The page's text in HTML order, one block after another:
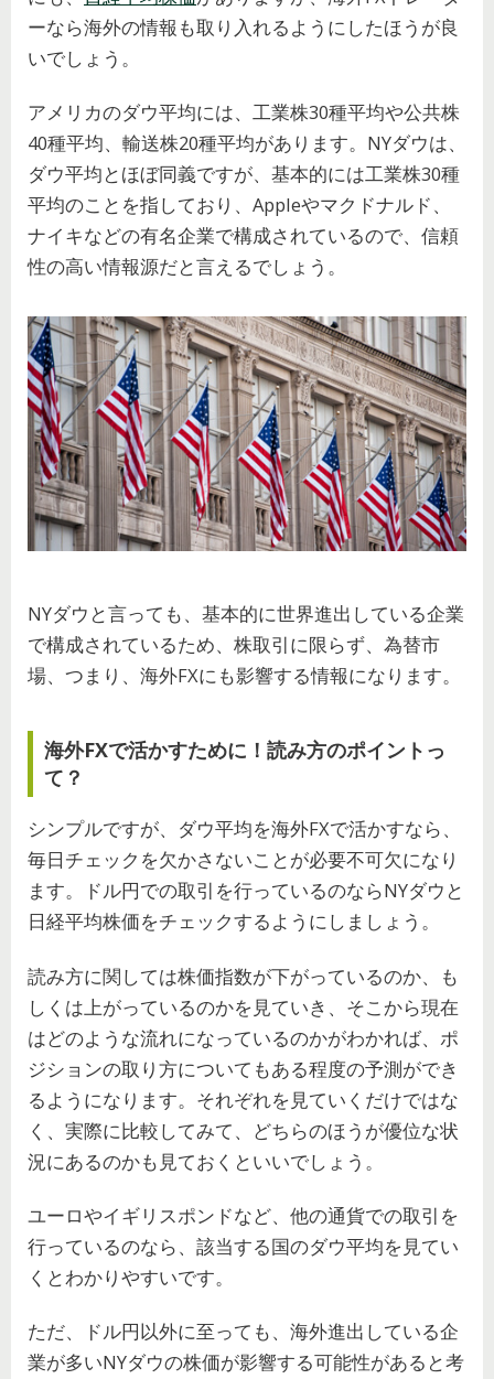
ーなら海外の情報も取り入れるようにしたほうが良
いでしょう。
アメリカのダウ平均には、工業株30種平均や公共株
40種平均、輸送株20種平均があります。NYダウは、
ダウ平均とほぼ同義ですが、基本的には工業株30種
平均のことを指しており、Appleやマクドナルド、
ナイキなどの有名企業で構成されているので、信頼
性の高い情報源だと言えるでしょう。
NYダウと言っても、基本的に世界進出している企業
で構成されているため、株取引に限らず、為替市
場、つまり、海外FXにも影響する情報になります。
海外FXで活かすために！読み方のポイントっ
て？
シンプルですが、ダウ平均を海外FXで活かすなら、
毎日チェックを欠かさないことが必要不可欠になり
ます。ドル円での取引を行っているのならNYダウと
日経平均株価をチェックするようにしましょう。
読み方に関しては株価指数が下がっているのか、も
しくは上がっているのかを見ていき、そこから現在
はどのような流れになっているのかがわかれば、ポ
ジションの取り方についてもある程度の予測ができ
るようになります。それぞれを見ていくだけではな
く、実際に比較してみて、どちらのほうが優位な状
況にあるのかも見ておくといいでしょう。
ユーロやイギリスポンドなど、他の通貨での取引を
行っているのなら、該当する国のダウ平均を見てい
くとわかりやすいです。
ただ、ドル円以外に至っても、海外進出している企
業が多いNYダウの株価が影響する可能性があると考